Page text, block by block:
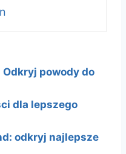
powody do
dla lepszego
odkryj najlepsze